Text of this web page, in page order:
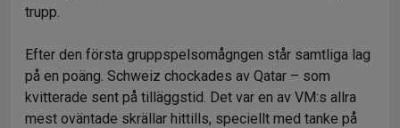
trupp.
Efter den första gruppspelsomågngen står samtliga lag
på en poäng. Schweiz chockades av Qatar – som
kvitterade sent på tilläggstid. Det var en av VM:s allra
mest oväntade skrällar hittills, speciellt med tanke på